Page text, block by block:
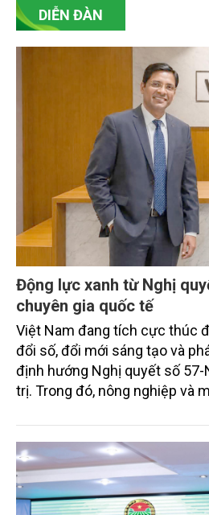
với hàng hóa nhập khẩu.
DIỄN ĐÀN
Động lực xanh từ Nghị
chuyên gia quốc tế
Việt Nam đang tích cực thúc
đổi số, đổi mới sáng tạo và
định hướng Nghị quyết số 57-
trị. Trong đó, nông nghiệp và
sắc bởi các tiến bộ công
toàn cầu, đặc biệt là mục tiêu
bằng 0 (Net-Zero) vào năm